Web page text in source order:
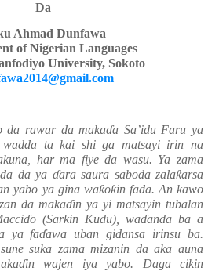
Da
Ahmad Dunfawa
of Nigerian Languages
University, Sokoto
da rawar da makaɗa Sa’idu Faru ya
ta kai shi ga matsayi irin na
har ma fiye da wasu. Ya zama
da ya ɗara saura saboda zalaƙarsa
yabo ya gina waƙoƙin fada. An kawo
da makaɗin ya yi matsayin tubalan
ɗo (Sarkin Kudu), waɗanda ba a
ya faɗawa uban gidansa irinsu ba.
suka zama mizanin da aka auna
ɗin wajen iya yabo. Daga cikin